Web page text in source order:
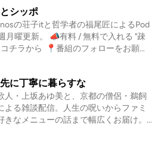
ECプラットフォームを主事業と
に就任。同年、D2Cブランド
初期販売にて5,000食以上を販
式会社松本山雅へ入社し、同年4
る。浅田 佑介 氏株式会社dev
Ambassador 2020Next Era Lead
特技：仕事座右の銘：現状維持
ーカー企業にエンジニアとして入
方も、すでに発信している方
ヒントを持ち帰っていただけま
ドキャストプロデューサーの前
スタジオ「KICHI」を営み「ロー
際に収録も行い、収録の空気感
まで体感できる参加型イベントで
すすめ・ポッドキャストや音声
る、始めてみたい・企画・編集・
て紐解いていきます。 . 【ホスト：近藤
式会社OND代表取締役社長、株式会社
締役、UNKNOWN KYOTO支配人、NP
賀一周トレイル代表理事、トレイルラ
年にマザーズにて上場。その後2017
会社ONDを設立し、現在もITの第一線
株式会社OND: https://ond-inc.com/ .
KYOTO】 築100年を超える元遊
シッポ
の荘子itと哲学者の福尾匠によるPod
番組のフォローをお願い
ポへの問い合わせ
に丁寧に暮らすな
人・上坂あゆ美と、京都の僧侶・鵜飼
よる雑談配信。人生の呪いからファミ
きなメニューの話まで幅広くお届け。